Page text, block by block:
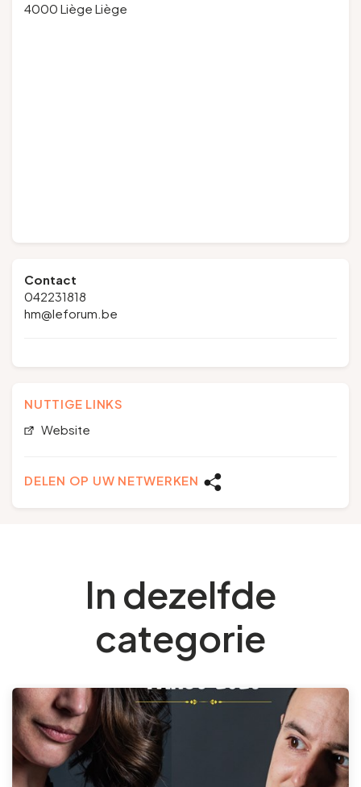
4000 Liège Liège
Contact
042231818
hm@leforum.be
NUTTIGE LINKS
Website
DELEN OP UW NETWERKEN
In dezelfde
categorie